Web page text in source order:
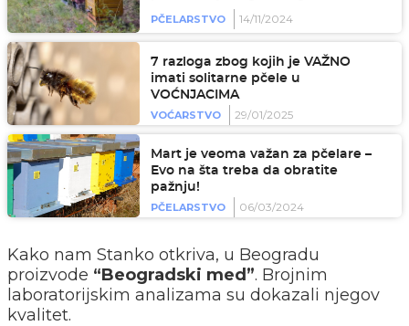
PČELARSTVO 14/11/2024
7 razloga zbog kojih je VAŽNO
imati solitarne pčele u
VOĆNJACIMA
VOĆARSTVO
29/01/2025
Mart je veoma važan za pčelare –
Evo na šta treba da obratite
pažnju!
PČELARSTVO
06/03/2024
Kako nam Stanko otkriva, u Beogradu
proizvode “Beogradski med”. Brojnim
laboratorijskim analizama su dokazali njegov
kvalitet.